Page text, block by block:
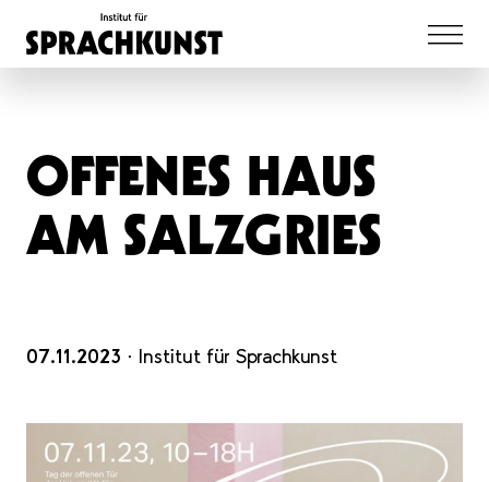
OFFENES HAUS
AM SALZGRIES
07.11.2023 ⋅ Institut für Sprachkunst